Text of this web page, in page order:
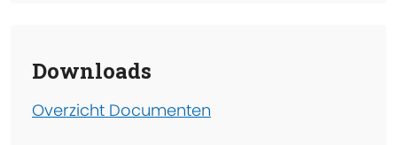
Downloads
Overzicht Documenten